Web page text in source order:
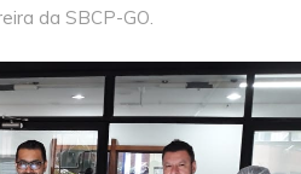
da SBCP-GO.